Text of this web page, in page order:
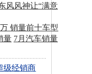
风风神让“满意
销量前十车型
量 7月汽车销量
级经销商